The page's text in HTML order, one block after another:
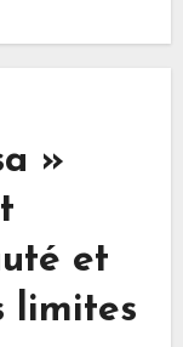
»
et
limites